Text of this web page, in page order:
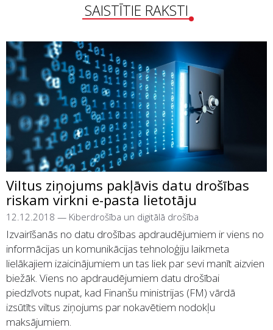
SAISTĪTIE RAKSTI
Viltus ziņojums pakļāvis datu drošības
riskam virkni e-pasta lietotāju
12.12.2018 — Kiberdrošība un digitālā drošība
Izvairīšanās no datu drošības apdraudējumiem ir viens no
informācijas un komunikācijas tehnoloģiju laikmeta
lielākajiem izaicinājumiem un tas liek par sevi manīt aizvien
biežāk. Viens no apdraudējumiem datu drošībai
piedzīvots nupat, kad Finanšu ministrijas (FM) vārdā
izsūtīts viltus ziņojums par nokavētiem nodokļu
maksājumiem.